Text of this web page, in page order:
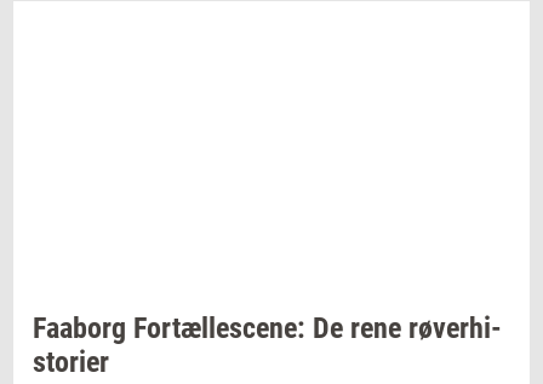
Faa­borg For­tæl­les­ce­ne: De rene rø­ver­hi­
sto­ri­er